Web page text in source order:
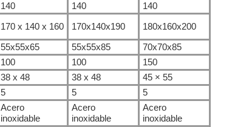
140 140
140
170 x 140 x 160 170x140x190
180x160x200
55x55x65 55x55x85
70x70x85
100 100
150
38 x 48 38 x 48
45 × 55
5 5
5
Acero
inoxidable
Acero
inoxidable
Acero
inoxidable